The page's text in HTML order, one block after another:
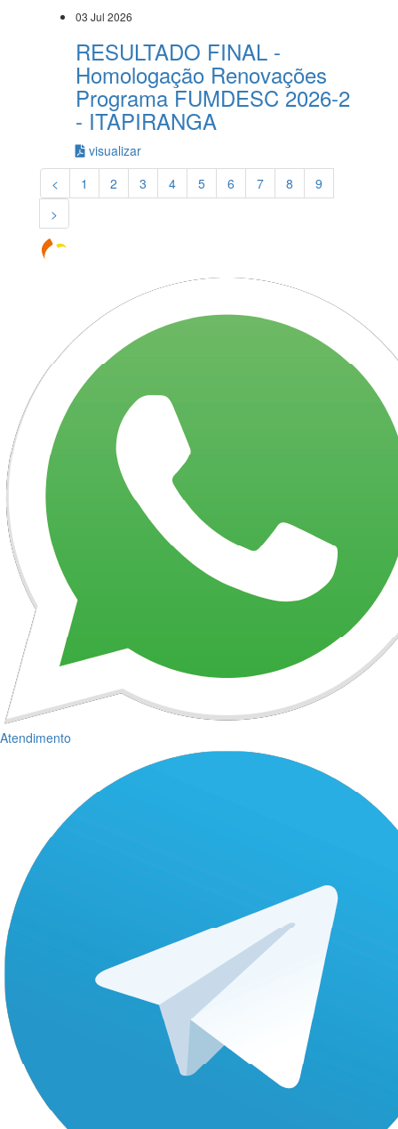
03 Jul 2026
RESULTADO FINAL -
Homologação Renovações
Programa FUMDESC 2026-2
- ITAPIRANGA
visualizar
<
1 2 3 4 5 6 7 8
9
>
Atendimento